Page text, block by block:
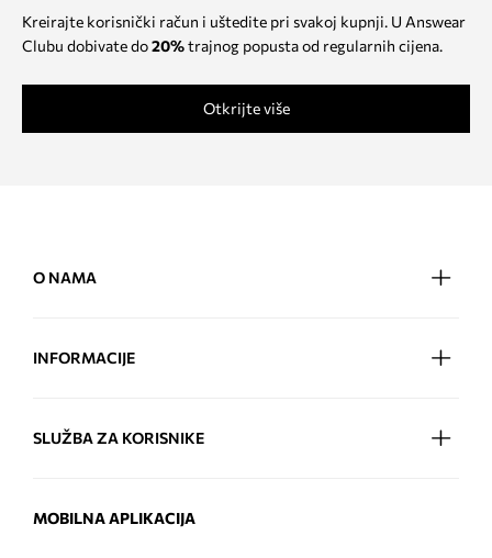
Kreirajte korisnički račun i uštedite pri svakoj kupnji. U Answear
Clubu dobivate do20%trajnog popusta od regularnih cijena.
Otkrijte više
O NAMA
INFORMACIJE
SLUŽBA ZA KORISNIKE
MOBILNA APLIKACIJA